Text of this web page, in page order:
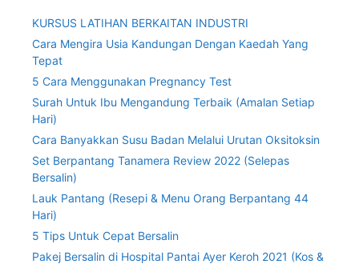
KURSUS LATIHAN BERKAITAN INDUSTRI
Cara Mengira Usia Kandungan Dengan Kaedah Yang
Tepat
5 Cara Menggunakan Pregnancy Test
Surah Untuk Ibu Mengandung Terbaik (Amalan Setiap
Hari)
Cara Banyakkan Susu Badan Melalui Urutan Oksitoksin
Set Berpantang Tanamera Review 2022 (Selepas
Bersalin)
Lauk Pantang (Resepi & Menu Orang Berpantang 44
Hari)
5 Tips Untuk Cepat Bersalin
Pakej Bersalin di Hospital Pantai Ayer Keroh 2021 (Kos &